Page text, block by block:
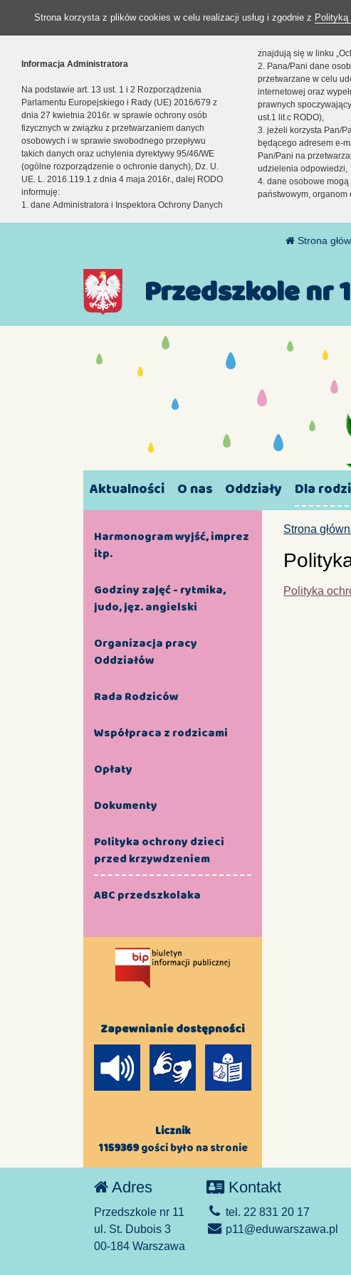
Strona korzysta z plików cookies w celu realizacji usług i zgodnie z Polityką
Informacja Administratora
Na podstawie art. 13 ust. 1 i 2 Rozporządzenia
Parlamentu Europejskiego i Rady (UE) 2016/679 z
dnia 27 kwietnia 2016r. w sprawie ochrony osób
fizycznych w związku z przetwarzaniem danych
osobowych i w sprawie swobodnego przepływu
takich danych oraz uchylenia dyrektywy 95/46/WE
(ogólne rozporządzenie o ochronie danych), Dz. U.
UE. L. 2016.119.1 z dnia 4 maja 2016r., dalej RODO
informuję:
1. dane Administratora i Inspektora Ochrony Danych
znajdują się w linku
2. Pana/Pani dane
przetwarzane w celu
internetowej oraz
prawnych
ust.1 lit.c RODO),
3. jeżeli korzysta Pan/
będącego adresem e-
Pan/Pani na
udzielenia odpowiedzi,
4. dane osobowe
państwowym,
Strona
Przedszkole nr
Aktualności O nas Oddziały Dla
Strona
Polityka
Harmonogram wyjść, imprez
itp.
Godziny zajęć - rytmika,
judo, jęz. angielski
Organizacja pracy
Oddziałów
Rada Rodziców
Współpraca z rodzicami
Opłaty
Dokumenty
Polityka ochrony dzieci
przed krzywdzeniem
ABC przedszkolaka
Zapewnianie dostępności
Licznik
1159369gości było na stronie
Adres
Przedszkole nr 11
ul. St. Dubois 3
00-184 Warszawa
Kontakt
tel. 22 831 20 17
p11@eduwarszawa.pl